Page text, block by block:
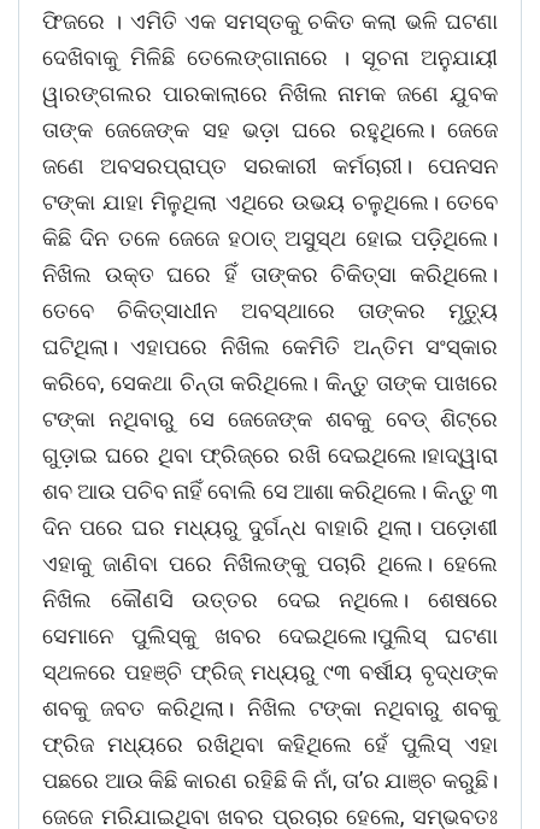
ଫିଜରେ । ଏମିତି ଏକ ସମସ୍ତକୁ ଚକିତ କଲା ଭଳି ଘଟଣା
ଦେଖିବାକୁ ମିଳିଛି ତେଲେଙ୍ଗାନାରେ । ସୂଚନା ଅନୁଯାୟୀ
ୱାରଙ୍ଗଲର ପାରକାଲାରେ ନିଖିଲ ନାମକ ଜଣେ ଯୁବକ
ତାଙ୍କ ଜେଜେଙ୍କ ସହ ଭଡ଼ା ଘରେ ରହୁଥିଲେ। ଜେଜେ
ଜଣେ ଅବସରପ୍ରାପ୍ତ ସରକାରୀ କର୍ମଚାରୀ। ପେନସନ
ଟଙ୍କା ଯାହା ମିଳୁଥିଲା ଏଥିରେ ଉଭୟ ଚଳୁଥିଲେ। ତେବେ
କିଛି ଦିନ ତଳେ ଜେଜେ ହଠାତ୍ ଅସୁସ୍ଥ ହୋଇ ପଡ଼ିଥିଲେ।
ନିଖିଲ ଉକ୍ତ ଘରେ ହିଁ ତାଙ୍କର ଚିକିତ୍ସା କରିଥିଲେ।
ତେବେ ଚିକିତ୍ସାଧୀନ ଅବସ୍ଥାରେ ତାଙ୍କର ମୃତ୍ୟୁ
ଘଟିଥିଲା। ଏହାପରେ ନିଖିଲ କେମିତି ଅନ୍ତିମ ସଂସ୍କାର
କରିବେ, ସେକଥା ଚିନ୍ତା କରିଥିଲେ। କିନ୍ତୁ ତାଙ୍କ ପାଖରେ
ଟଙ୍କା ନଥିବାରୁ ସେ ଜେଜେଙ୍କ ଶବକୁ ବେଡ୍ ଶିଟ୍ରେ
ଗୁଡ଼ାଇ ଘରେ ଥିବା ଫ୍ରିଜ୍ରେ ରଖି ଦେଇଥିଲେ।ହାଦ୍ୱାରା
ଶବ ଆଉ ପଚିବ ନାହିଁ ବୋଲି ସେ ଆଶା କରିଥିଲେ। କିନ୍ତୁ ୩
ଦିନ ପରେ ଘର ମଧ୍ୟରୁ ଦୁର୍ଗନ୍ଧ ବାହାରି ଥିଲା। ପଡ଼ୋଶୀ
ଏହାକୁ ଜାଣିବା ପରେ ନିଖିଲଙ୍କୁ ପଚାରି ଥିଲେ। ହେଲେ
ନିଖିଲ କୌଣସି ଉତ୍ତର ଦେଇ ନଥିଲେ। ଶେଷରେ
ସେମାନେ ପୁଲିସ୍କୁ ଖବର ଦେଇଥିଲେ।ପୁଲିସ୍ ଘଟଣା
ସ୍ଥଳରେ ପହଞ୍ଚି ଫ୍ରିଜ୍ ମଧ୍ୟରୁ ୯୩ ବର୍ଷୀୟ ବୃଦ୍ଧଙ୍କ
ଶବକୁ ଜବତ କରିଥିଲା। ନିଖିଲ ଟଙ୍କା ନଥିବାରୁ ଶବକୁ
ଫ୍ରିଜ ମଧ୍ୟରେ ରଖିଥିବା କହିଥିଲେ ହେଁ ପୁଲିସ୍ ଏହା
ପଛରେ ଆଉ କିଛି କାରଣ ରହିଛି କି ନାଁ, ତା’ର ଯାଞ୍ଚ କରୁଛି।
ଜେଜେ ମରିଯାଇଥିବା ଖବର ପ୍ରଚାର ହେଲେ, ସମ୍ଭବତଃ